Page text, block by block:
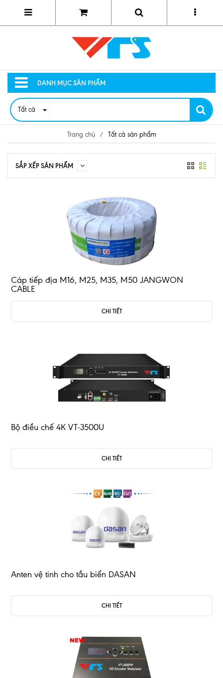
DANH MỤC SẢN PHẨM
Tất cả
Trang chủ / Tất cả sản phẩm
SẮP XẾP SẢN PHẨM
Cáp tiếp địa M16, M25, M35, M50 JANGWON
CABLE
CHI TIẾT
Bộ điều chế 4K VT-3500U
CHI TIẾT
Anten vệ tinh cho tầu biển DASAN
CHI TIẾT